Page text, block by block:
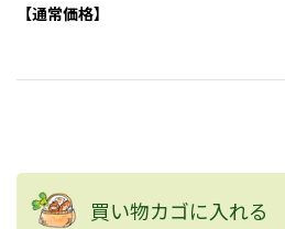
【通常価格】
買い物カゴに入れる